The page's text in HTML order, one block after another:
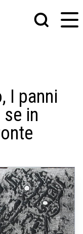
I panni
in